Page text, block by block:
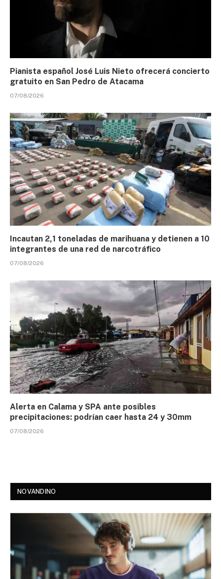
Pianista español José Luis Nieto ofrecerá concierto
gratuito en San Pedro de Atacama
07/08/2026
Incautan 2,1 toneladas de marihuana y detienen a 10
integrantes de una red de narcotráfico
07/08/2026
Alerta en Calama y SPA ante posibles
precipitaciones: podrían caer hasta 24 y 30mm
07/08/2026
NOVANDINO